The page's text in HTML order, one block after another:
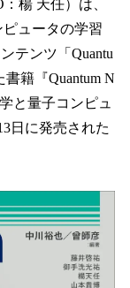
楊 天任）は、
ュータの学習
テンツ「Quantu
籍『Quantum N
と量子コンピュ
日に発売された